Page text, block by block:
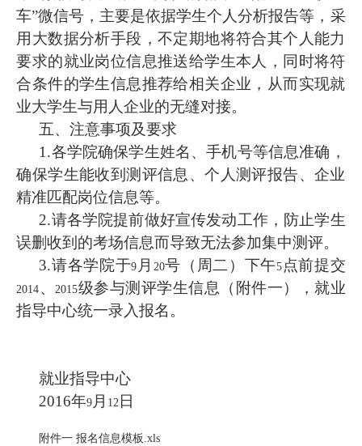
车”微信号，主要是依据学生个人分析报告等，采
用大数据分析手段，不定期地将符合其个人能力
要求的就业岗位信息推送给学生本人，同时将符
合条件的学生信息推荐给相关企业，从而实现就
业大学生与用人企业的无缝对接。
五、注意事项及要求
1.各学院确保学生姓名、手机号等信息准确，
确保学生能收到测评信息、个人测评报告、企业
精准匹配岗位信息等。
2.请各学院提前做好宣传发动工作，防止学生
误删收到的考场信息而导致无法参加集中测评。
3.请各学院于9 月 20号（周二）下午5点前提交
2014 、 2015级参与测评学生信息（附件一），就业
指导中心统一录入报名。
就业指导中心
2016年9 月 12 日
附件一 报名信息模板.xls